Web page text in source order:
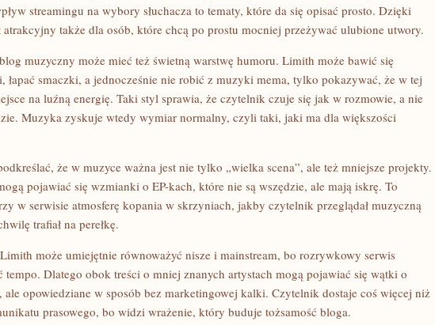
streamingu na wybory słuchacza to tematy, które da się opisać prosto. Dzięki
atrakcyjny także dla osób, które chcą po prostu mocniej przeżywać ulubione utwory.
muzyczny może mieć też świetną warstwę humoru. Limith może bawić się
łapać smaczki, a jednocześnie nie robić z muzyki mema, tylko pokazywać, że w tej
na luźną energię. Taki styl sprawia, że czytelnik czuje się jak w rozmowie, a nie
Muzyka zyskuje wtedy wymiar normalny, czyli taki, jaki ma dla większości
że w muzyce ważna jest nie tylko „wielka scena”, ale też mniejsze projekty.
pojawiać się wzmianki o EP-kach, które nie są wszędzie, ale mają iskrę. To
w serwisie atmosferę kopania w skrzyniach, jakby czytelnik przeglądał muzyczną
trafiał na perełkę.
może umiejętnie równoważyć nisze i mainstream, bo rozrywkowy serwis
tempo. Dlatego obok treści o mniej znanych artystach mogą pojawiać się wątki o
ale opowiedziane w sposób bez marketingowej kalki. Czytelnik dostaje coś więcej niż
prasowego, bo widzi wrażenie, który buduje tożsamość bloga.